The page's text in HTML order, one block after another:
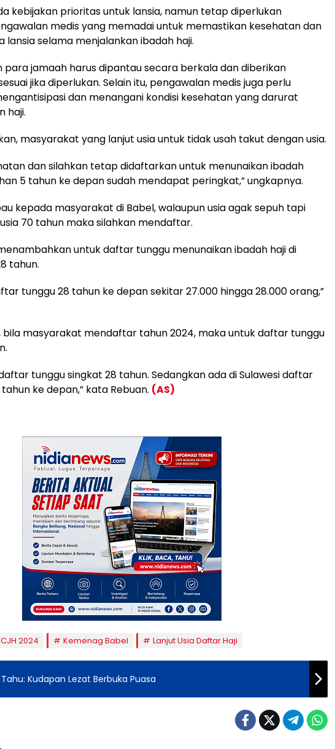
kebijakan prioritas untuk lansia, namun tetap diperlukan
medis yang memadai untuk memastikan kesehatan dan
lansia selama menjalankan ibadah haji.
para jamaah harus dipantau secara berkala dan diberikan
jika diperlukan. Selain itu, pengawalan medis juga perlu
dan menangani kondisi kesehatan yang darurat
haji.
masyarakat yang lanjut usia untuk tidak usah takut dengan usia.
dan silahkan tetap didaftarkan untuk menunaikan ibadah
5 tahun ke depan sudah mendapat peringkat,” ungkapnya.
kepada masyarakat di Babel, walaupun usia agak sepuh tapi
70 tahun maka silahkan mendaftar.
untuk daftar tunggu menunaikan ibadah haji di
tahun.
tunggu 28 tahun ke depan sekitar 27.000 hingga 28.000 orang,”
bila masyarakat mendaftar tahun 2024, maka untuk daftar tunggu
tunggu singkat 28 tahun. Sedangkan ada di Sulawesi daftar
ke depan,” kata Rebuan. (AS)
2024 Kemenag Babel Lanjut Usia Daftar Haji
Kudapan Lezat Berbuka Puasa